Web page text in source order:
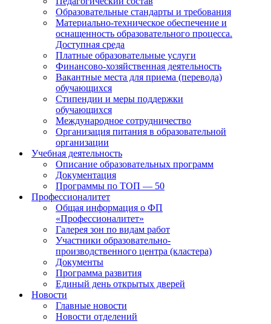
Образовательные стандарты и требования
Материально-техническое обеспечение и
оснащенность образовательного процесса.
Доступная среда
Платные образовательные услуги
Финансово-хозяйственная деятельность
Вакантные места для приема (перевода)
обучающихся
Стипендии и меры поддержки
обучающихся
Международное сотрудничество
Организация питания в образовательной
организации
Учебная деятельность
Описание образовательных программ
Документация
Программы по ТОП — 50
Профессионалитет
Общая информация о ФП
«Профессионалитет»
Галерея зон по видам работ
Участники образовательно-
производственного центра (кластера)
Документы
Программа развития
Единый день открытых дверей
Новости
Главные новости
Новости отделений